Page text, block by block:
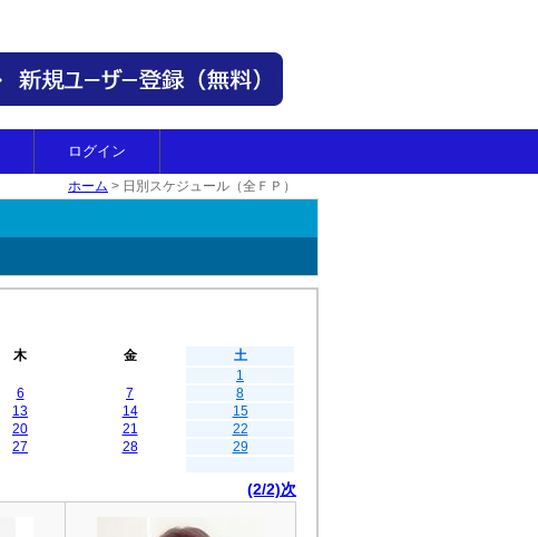
ログイン
ホーム > 日別スケジュール（全ＦＰ）
木 金
土
1
6 7
8
13 14
15
20 21
22
27 28
29
(2/2)次